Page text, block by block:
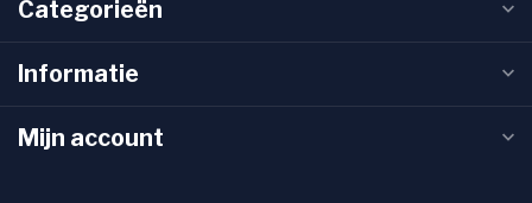
Categorieën
Informatie
Mijn account